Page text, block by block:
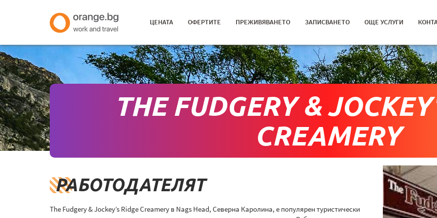
ЦЕНАТА ОФЕРТИТЕ ПРЕЖИВЯВАНЕТО ЗАПИСВАНЕТО ОЩЕ УСЛУГИ
THE FUDGERY &
CREAMERY
РАБОТОДАТЕЛЯТ
The Fudgery & Jockey’s Ridge Creamery в Nags Head, Северна Каролина, е популярен туристически